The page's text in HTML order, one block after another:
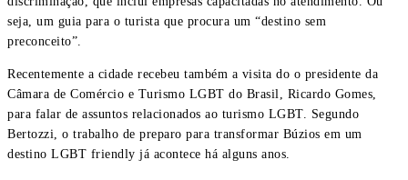
seja, um guia para o turista que procura um “destino sem
preconceito”.
Recentemente a cidade recebeu também a visita do o presidente da
Câmara de Comércio e Turismo LGBT do Brasil, Ricardo Gomes,
para falar de assuntos relacionados ao turismo LGBT. Segundo
Bertozzi, o trabalho de preparo para transformar Búzios em um
destino LGBT friendly já acontece há alguns anos.